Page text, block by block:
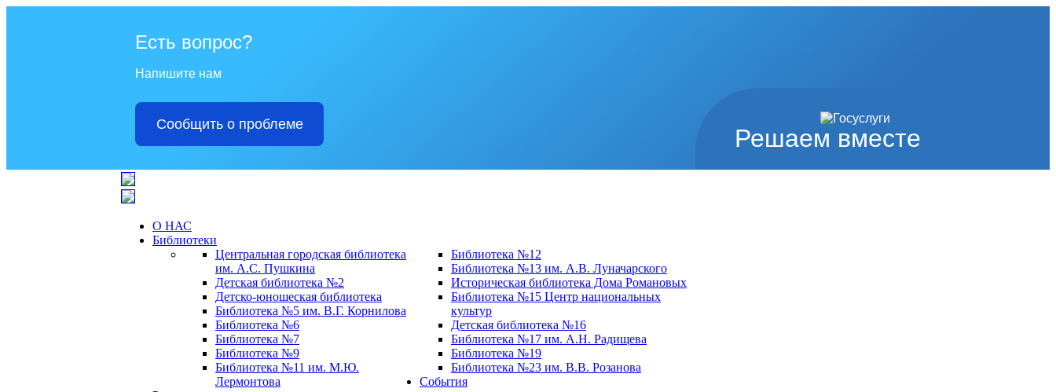
Решаем вместе
Есть вопрос?
Напишите нам
Сообщить о проблеме
О НАС
Библиотеки
Центральная городская библиотека
им. А.С. Пушкина
Детская библиотека №2
Детско-юношеская библиотека
Библиотека №5 им. В.Г. Корнилова
Библиотека №6
Библиотека №7
Библиотека №9
Библиотека №11 им. М.Ю.
Лермонтова
Библиотека №12
Библиотека №13 им. А.В. Луначарского
Историческая библиотека Дома Романовых
Библиотека №15 Центр национальных
культур
Детская библиотека №16
Библиотека №17 им. А.Н. Радищева
Библиотека №19
Библиотека №23 им. В.В. Розанова
События